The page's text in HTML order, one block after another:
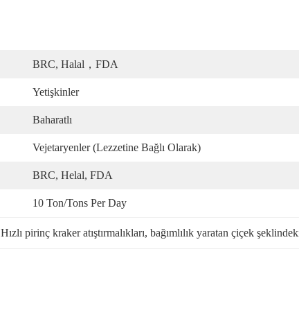
BRC, Halal，FDA
Yetişkinler
Baharatlı
Vejetaryenler (Lezzetine Bağlı Olarak)
BRC, Helal, FDA
10 Ton/Tons Per Day
Hızlı pirinç kraker atıştırmalıkları, bağımlılık yaratan çiçek